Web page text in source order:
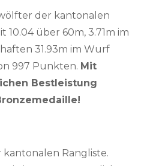
der kantonalen
10.04 über 60m, 3.71m im
31.93m im Wurf
997 Punkten. Mit
Bestleistung
kantonalen Rangliste.